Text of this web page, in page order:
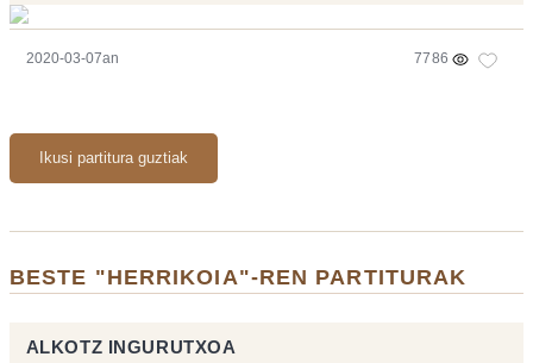
2020-03-07an 7786
Ikusi partitura guztiak
BESTE "HERRIKOIA"-REN PARTITURAK
ALKOTZ INGURUTXOA